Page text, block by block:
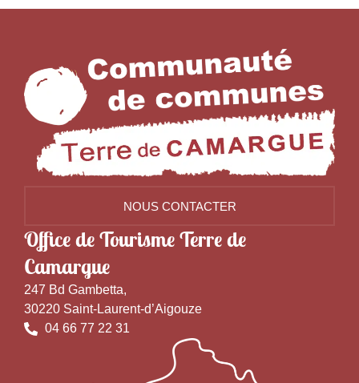
NOUS CONTACTER
Office de Tourisme Terre de
Camargue
247 Bd Gambetta,
30220 Saint-Laurent-d’Aigouze
04 66 77 22 31